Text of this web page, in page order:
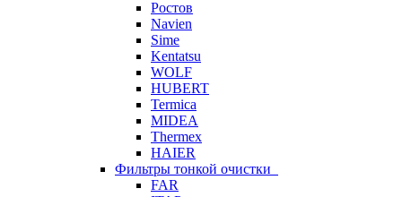
Ростов
Navien
Sime
Kentatsu
WOLF
HUBERT
Termica
MIDEA
Thermex
HAIER
Фильтры тонкой очистки
FAR